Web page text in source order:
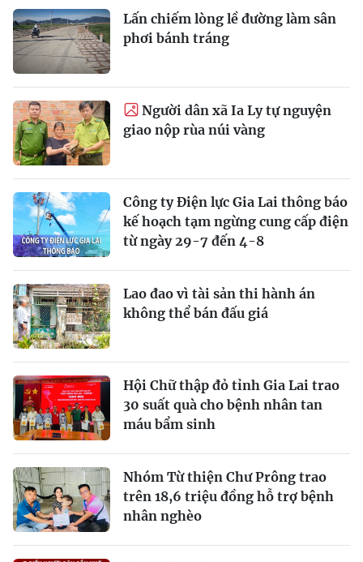
Lấn chiếm lòng lề đường làm sân
phơi bánh tráng
Người dân xã Ia Ly tự nguyện
giao nộp rùa núi vàng
Công ty Điện lực Gia Lai thông báo
kế hoạch tạm ngừng cung cấp điện
từ ngày 29-7 đến 4-8
Lao đao vì tài sản thi hành án
không thể bán đấu giá
Hội Chữ thập đỏ tỉnh Gia Lai trao
30 suất quà cho bệnh nhân tan
máu bẩm sinh
Nhóm Từ thiện Chư Prông trao
trên 18,6 triệu đồng hỗ trợ bệnh
nhân nghèo